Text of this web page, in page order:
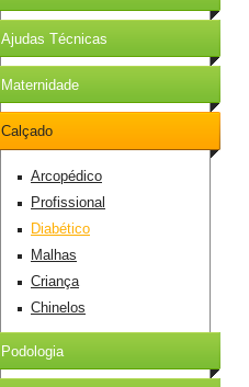
Ajudas Técnicas
Maternidade
Calçado
Arcopédico
Profissional
Diabético
Malhas
Criança
Chinelos
Podologia